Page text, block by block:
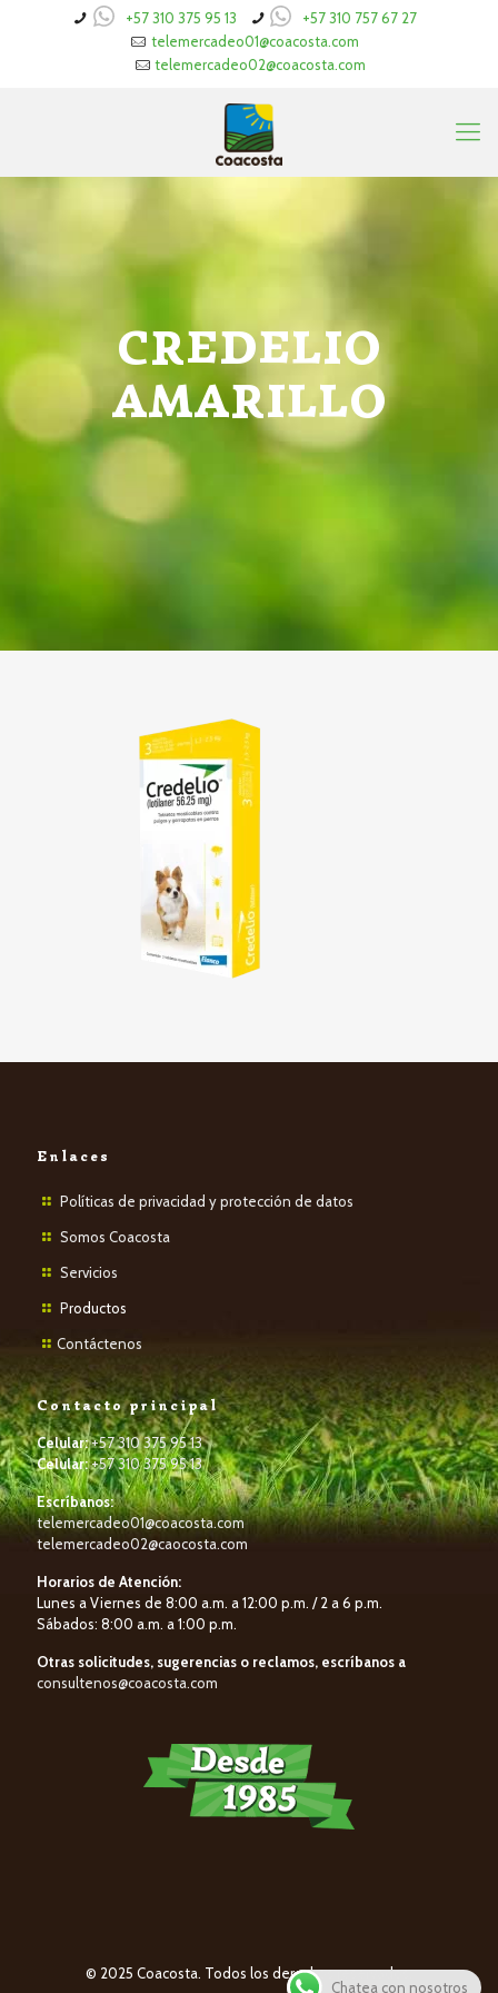
+57 310 375 95 13
+57 310 757 67 27
telemercadeo01@coacosta.com
telemercadeo02@coacosta.com
CREDELIO
AMARILLO
Enlaces
Políticas de privacidad y protección de datos
Somos Coacosta
Servicios
Productos
Contáctenos
Contacto principal
Celular:+57 310 375 95 13
Celular:+57 310 375 95 13
Escríbanos:
telemercadeo01@coacosta.com
telemercadeo02@caocosta.com
Horarios de Atención:
Lunes a Viernes de 8:00 a.m. a 12:00 p.m. / 2 a 6 p.m.
Sábados: 8:00 a.m. a 1:00 p.m.
Otras solicitudes, sugerencias o reclamos, escríbanos a
consultenos@coacosta.com
© 2025 Coacosta. Todos los derechos reservados.
Chatea con nosotros